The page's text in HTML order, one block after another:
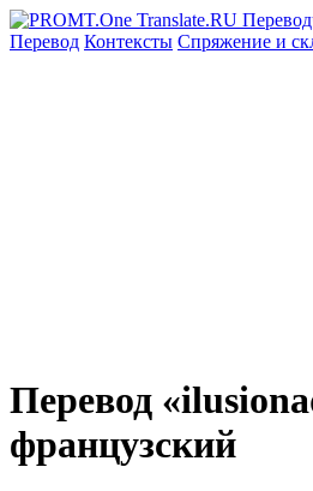
Перевод Контексты Спряжение и
Перевод
французский